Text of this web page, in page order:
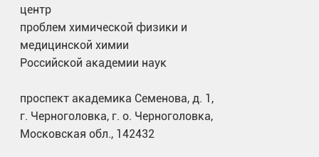
центр
проблем химической физики и
медицинской химии
Российской академии наук
проспект академика Семенова, д. 1,
г. Черноголовка, г. о. Черноголовка,
Московская обл., 142432